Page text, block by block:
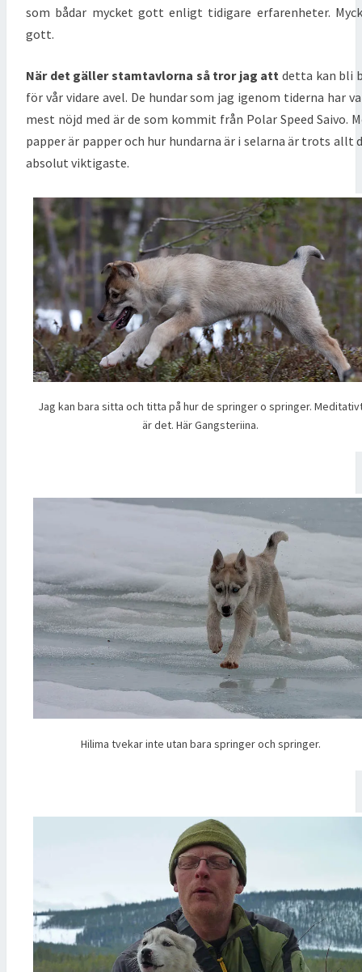
som bådar mycket gott enligt tidigare erfarenheter.
gott.
När det gäller stamtavlorna så tror jag attdetta kan bli
för vår vidare avel. De hundar som jag igenom tiderna har
mest nöjd med är de som kommit från Polar Speed Saivo.
papper är papper och hur hundarna är i selarna är trots allt
absolut viktigaste.
Jag kan bara sitta och titta på hur de springer o springer.
är det. Här Gangsteriina.
Hilima tvekar inte utan bara springer och springer.